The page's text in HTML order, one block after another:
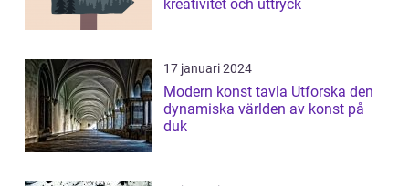
kreativitet och uttryck
17 januari 2024
Modern konst tavla Utforska den
dynamiska världen av konst på
duk